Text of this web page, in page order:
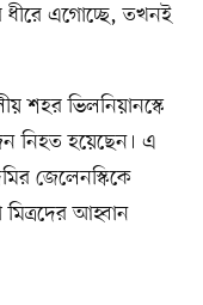
ধীরে এগোচ্ছে, তখনই
শহর ভিলনিয়ানস্কে
নিহত হয়েছেন। এ
জেলেনস্কিকে
মিত্রদের আহ্বান